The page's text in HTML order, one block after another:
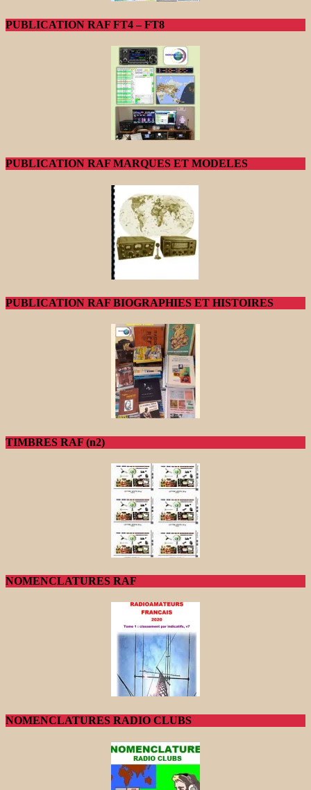
PUBLICATION RAF FT4 – FT8
PUBLICATION RAF MARQUES ET MODELES
PUBLICATION RAF BIOGRAPHIES ET HISTOIRES
TIMBRES RAF (n2)
NOMENCLATURES RAF
NOMENCLATURES RADIO CLUBS